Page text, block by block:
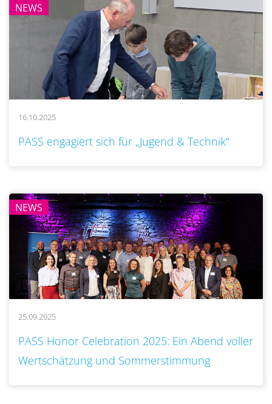
NEWS
16.10.2025
PASS engagiert sich für „Jugend & Technik“
NEWS
25.09.2025
PASS Honor Celebration 2025: Ein Abend voller
Wertschätzung und Sommerstimmung